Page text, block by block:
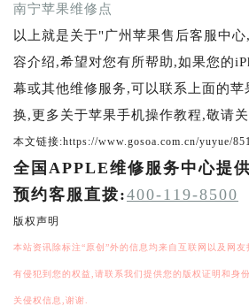
南宁苹果维修点
以上就是关于"广州苹果售后客服中
容介绍,希望对您有所帮助,如果您的
幕或其他维修服务,可以联系上面的苹
换,更多关于苹果手机操作教程,敬请
本文链接:https://www.gosoa.com.cn/yuyue/
全国APPLE维修服务中心提
预约客服直拨:400-119-8500
版权声明
本站资讯除标注“原创”外的信息均来自互联网以及网
有侵犯到您的权益,请联系我们提供您的版权证明和身
关侵权信息,谢谢.